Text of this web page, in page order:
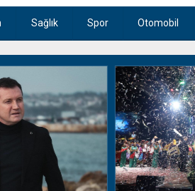
Sağlık Spor Otomobil